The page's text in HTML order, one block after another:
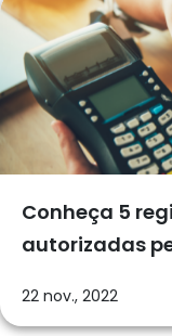
Conheça 5
autorizadas
22 nov., 2022